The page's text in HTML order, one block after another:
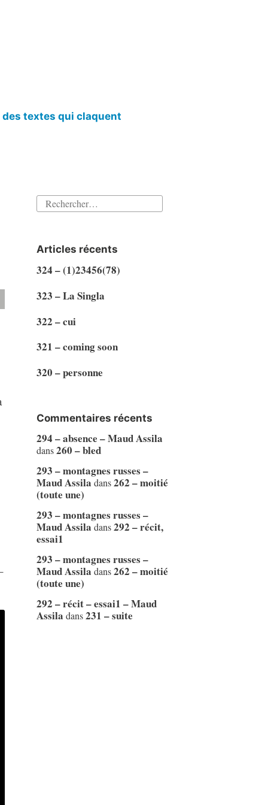
des textes qui claquent
Rechercher :
Articles récents
324 – (1)23456(78)
323 – La Singla
322 – cui
321 – coming soon
320 – personne
Commentaires récents
294 – absence – Maud Assila
dans260 – bled
293 – montagnes russes –
Maud Assila dans262 – moitié
(toute une)
293 – montagnes russes –
Maud Assila dans292 – récit,
essai1
293 – montagnes russes –
Maud Assila dans262 – moitié
(toute une)
292 – récit – essai1 – Maud
Assila dans231 – suite